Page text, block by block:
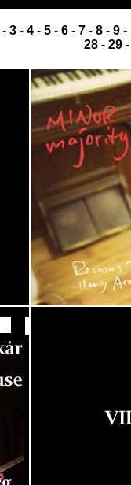
- 3 - 4 - 5 - 6 - 7 - 8 - 9 -
28 - 29